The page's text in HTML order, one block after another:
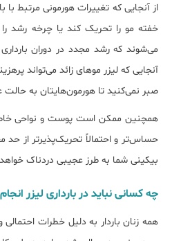
از آنجایی که تغییرات هورمونی مرتبط با
خفته مو را تحریک کند یا چرخه رشد را
می‌شوند که رشد مجدد در دوران
آنجایی که لیزر موهای زائد می‌تواند
صبر نمی‌کنید تا هورمون‌هایتان به حالت
همچنین ممکن است پوست و نواحی
حساس‌تر و احتمالاً تحریک‌پذیرتر از حد
بیکینی شما به طرز عجیبی دردناک
چه کسانی نباید در بارداری لیزر
همه زنان باردار به دلیل خطرات